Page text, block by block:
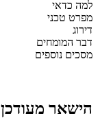
למה כדאי
מפרט טכני
דירוג
דבר המומחים
מסכים נוספים
הישאר מעודכן